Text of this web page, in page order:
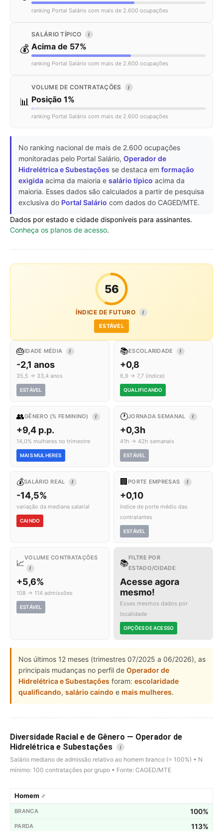
ranking Portal Salário com mais de 2.600 ocupações
💰
SALÁRIO TÍPICO I
Acima de 57%
ranking Portal Salário com mais de 2.600 ocupações
📊
VOLUME DE CONTRATAÇÕES I
Posição 1%
ranking Portal Salário com mais de 2.600 ocupações
No ranking nacional de mais de 2.600 ocupações
monitoradas pelo Portal Salário, Operador de
Hidrelétrica e Subestações se destaca em formação
exigida acima da maioria e salário típico acima da
maioria. Esses dados são calculados a partir de pesquisa
exclusiva do Portal Salário com dados do CAGED/MTE.
Dados por estado e cidade disponíveis para assinantes.
Conheça os planos de acesso.
56
ÍNDICE DE FUTURO I
ESTÁVEL
🎂IDADE MÉDIA I
-2,1 anos
35,5 → 33,4 anos
ESTÁVEL
📚ESCOLARIDADE I
+0,8
6,9 → 7,7 (índice)
QUALIFICANDO
👥GÊNERO (% FEMININO) I
+9,4 p.p.
14,0% mulheres no trimestre
MAIS MULHERES
🕐JORNADA SEMANAL I
+0,3h
41h → 42h semanais
ESTÁVEL
💰SALÁRIO REAL I
-14,5%
variação da mediana salarial
CAINDO
🏢 PORTE EMPRESAS I
+0,10
índice de porte médio das
contratantes
ESTÁVEL
📈
VOLUME CONTRATAÇÕES
I
+5,6%
108 → 114 admissões
ESTÁVEL
📚
FILTRE POR
ESTADO/CIDADE
Acesse agora
mesmo!
Esses mesmos dados por
localidade
OPÇÕES DE ACESSO
Nos últimos 12 meses (trimestres 07/2025 a 06/2026), as
principais mudanças no perfil de Operador de
Hidrelétrica e Subestações foram: escolaridade
qualificando, salário caindo e mais mulheres.
Diversidade Racial e de Gênero — Operador de
Hidrelétrica e Subestações
i
Salário mediano de admissão relativo ao homem branco (= 100%) • N
mínimo: 100 contratações por grupo • Fonte: CAGED/MTE
Homem ♂
100%
113%